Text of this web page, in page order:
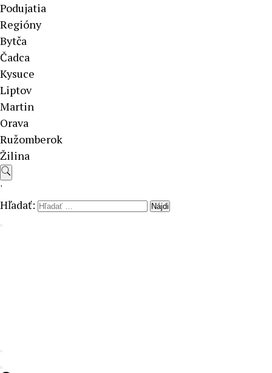
Podujatia
Regióny
Bytča
Čadca
Kysuce
Liptov
Martin
Orava
Ružomberok
Žilina
'
Hľadať: